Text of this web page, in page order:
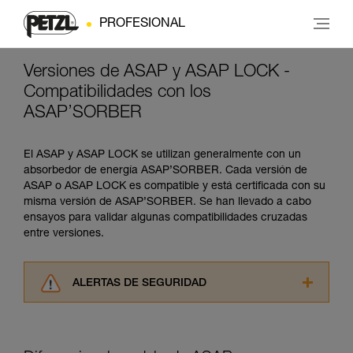
PROFESIONAL
Versiones de ASAP y ASAP LOCK -
Compatibilidades con los
ASAP’SORBER
El ASAP y ASAP LOCK se utilizan generalmente con un
absorbedor de energía ASAP’SORBER. Cada versión de
ASAP o ASAP LOCK es compatible y está certificada con su
misma versión de ASAP’SORBER. Se han llevado a cabo
ensayos para validar algunas compatibilidades cruzadas
entre versiones.
ALERTAS DE SEGURIDAD